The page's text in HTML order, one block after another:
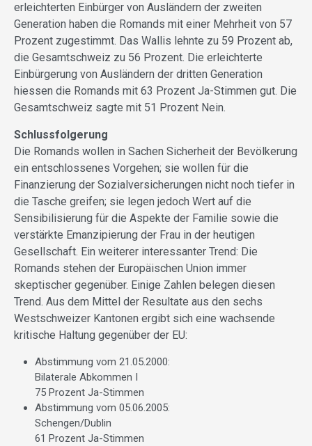
erleichterten Einbürger von Ausländern der zweiten
Generation haben die Romands mit einer Mehrheit von 57
Prozent zugestimmt. Das Wallis lehnte zu 59 Prozent ab,
die Gesamtschweiz zu 56 Prozent. Die erleichterte
Einbürgerung von Ausländern der dritten Generation
hiessen die Romands mit 63 Prozent Ja-Stimmen gut. Die
Gesamtschweiz sagte mit 51 Prozent Nein.
Schlussfolgerung
Die Romands wollen in Sachen Sicherheit der Bevölkerung
ein entschlossenes Vorgehen; sie wollen für die
Finanzierung der Sozialversicherungen nicht noch tiefer in
die Tasche greifen; sie legen jedoch Wert auf die
Sensibilisierung für die Aspekte der Familie sowie die
verstärkte Emanzipierung der Frau in der heutigen
Gesellschaft. Ein weiterer interessanter Trend: Die
Romands stehen der Europäischen Union immer
skeptischer gegenüber. Einige Zahlen belegen diesen
Trend. Aus dem Mittel der Resultate aus den sechs
Westschweizer Kantonen ergibt sich eine wachsende
kritische Haltung gegenüber der EU:
Abstimmung vom 21.05.2000:
Bilaterale Abkommen I
75 Prozent Ja-Stimmen
Abstimmung vom 05.06.2005:
Schengen/Dublin
61 Prozent Ja-Stimmen